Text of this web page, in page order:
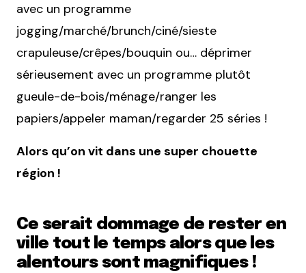
avec un programme
jogging/marché/brunch/ciné/sieste
crapuleuse/crêpes/bouquin ou… déprimer
sérieusement avec un programme plutôt
gueule-de-bois/ménage/ranger les
papiers/appeler maman/regarder 25 séries !
Alors qu’on vit dans une super chouette
région !
Ce serait dommage de rester en
ville tout le temps alors que les
alentours sont magnifiques !